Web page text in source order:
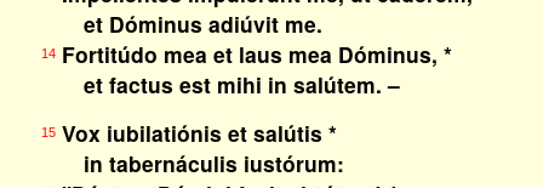
et Dóminus adiúvit me.
14Fortitúdo mea et laus mea Dóminus, *
et factus est mihi in salútem. –
15Vox iubilatiónis et salútis *
in tabernáculis iustórum: